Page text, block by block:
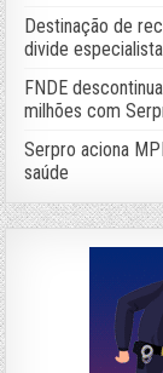
Destinação de
divide
FNDE
milhões com
Serpro aciona
saúde